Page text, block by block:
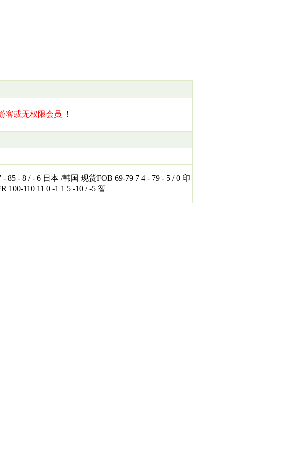
客或无权限会员 ！
85 - 8 / - 6 日本 /韩国 现货FOB 69-79 7 4 - 79 - 5 / 0 印
100-110 11 0 -1 1 5 -10 / -5 智